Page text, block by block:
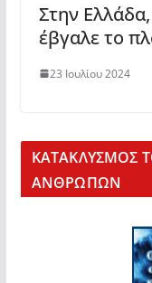
Στην
έβγαλε το
23 Ιουλίου 2024
KΑΤΑΚΛΥΣΜΟΣ
ΑΝΘΡΩΠΩΝ